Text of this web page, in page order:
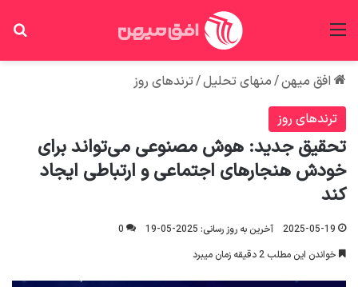
افق میهن/منهای تحلیل/ترندهای روز
ترندهای روز
تحقیق جدید: هوش مصنوعی می‌تواند برای
خودش هنجارهای اجتماعی و ارتباطی ایجاد
کند
2025-05-19 آخرین به روز رسانی: 2025-05-19
0
خواندن این مطلب 2 دقیقه زمان میبرد